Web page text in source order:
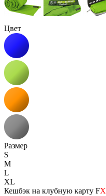
Цвет
Размер
S
M
L
XL
Кешбэк на клубную карту FX